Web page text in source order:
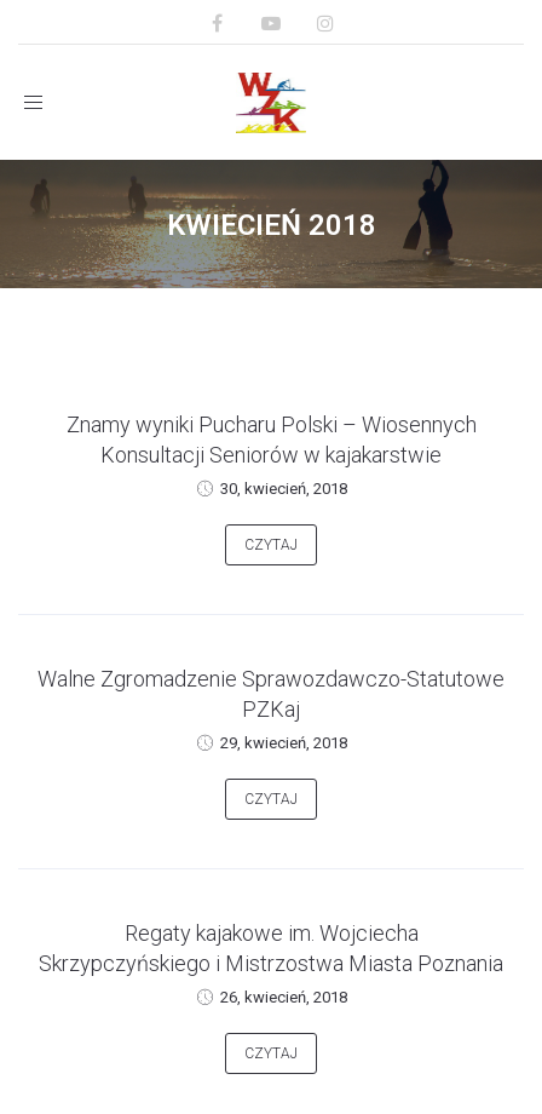
Toggle
KWIECIEŃ 2018
Znamy wyniki Pucharu Polski – Wiosennych
Konsultacji Seniorów w kajakarstwie
30, kwiecień, 2018
CZYTAJ
Walne Zgromadzenie Sprawozdawczo-Statutowe
PZKaj
29, kwiecień, 2018
CZYTAJ
Regaty kajakowe im. Wojciecha
Skrzypczyńskiego i Mistrzostwa Miasta Poznania
26, kwiecień, 2018
CZYTAJ